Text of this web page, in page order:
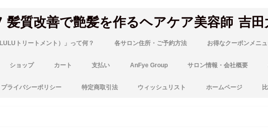
質改善で艶髪を作るヘアケア美容師 吉田
トリートメント）」って何？ 各サロン住所・ご予約方法 お得なクーポンメニ
ショップ カート 支払い AnFye Group サロン情報・会社概要
プライバシーポリシー 特定商取引法 ウィッシュリスト ホームページ